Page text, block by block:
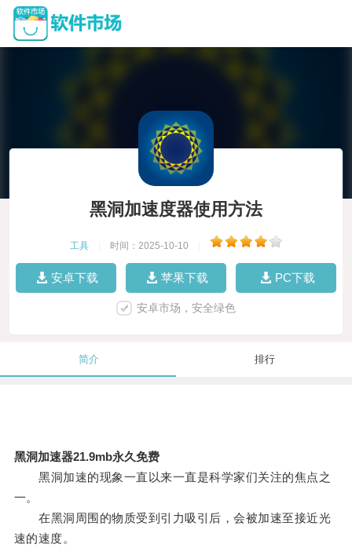
黑洞加速度器使用方法
工具 时间：2025-10-10
安卓下载 苹果下载 PC下载
安卓市场，安全绿色
简介 排行
黑洞加速器21.9mb永久免费
黑洞加速的现象一直以来一直是科学家们关注的焦点之
一。
在黑洞周围的物质受到引力吸引后，会被加速至接近光
速的速度。